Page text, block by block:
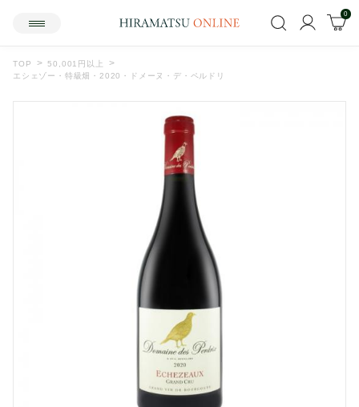
0
TOP
50,001円以上
エシェゾー・特級畑・2020・ドメーヌ・デ・ペルドリ